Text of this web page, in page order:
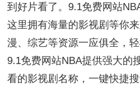
到好片看了。9.1免费网站
这里拥有海量的影视剧等你
漫、综艺等资源一应俱全，
9.1免费网站NBA提供强大的
看的影视剧名称，一键快捷